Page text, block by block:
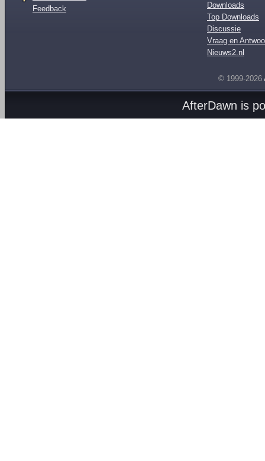
Feedback
Downloads
Top Downloads
Discussie
Vraag en
Nieuws2.nl
© 1999-2026
AfterDawn is